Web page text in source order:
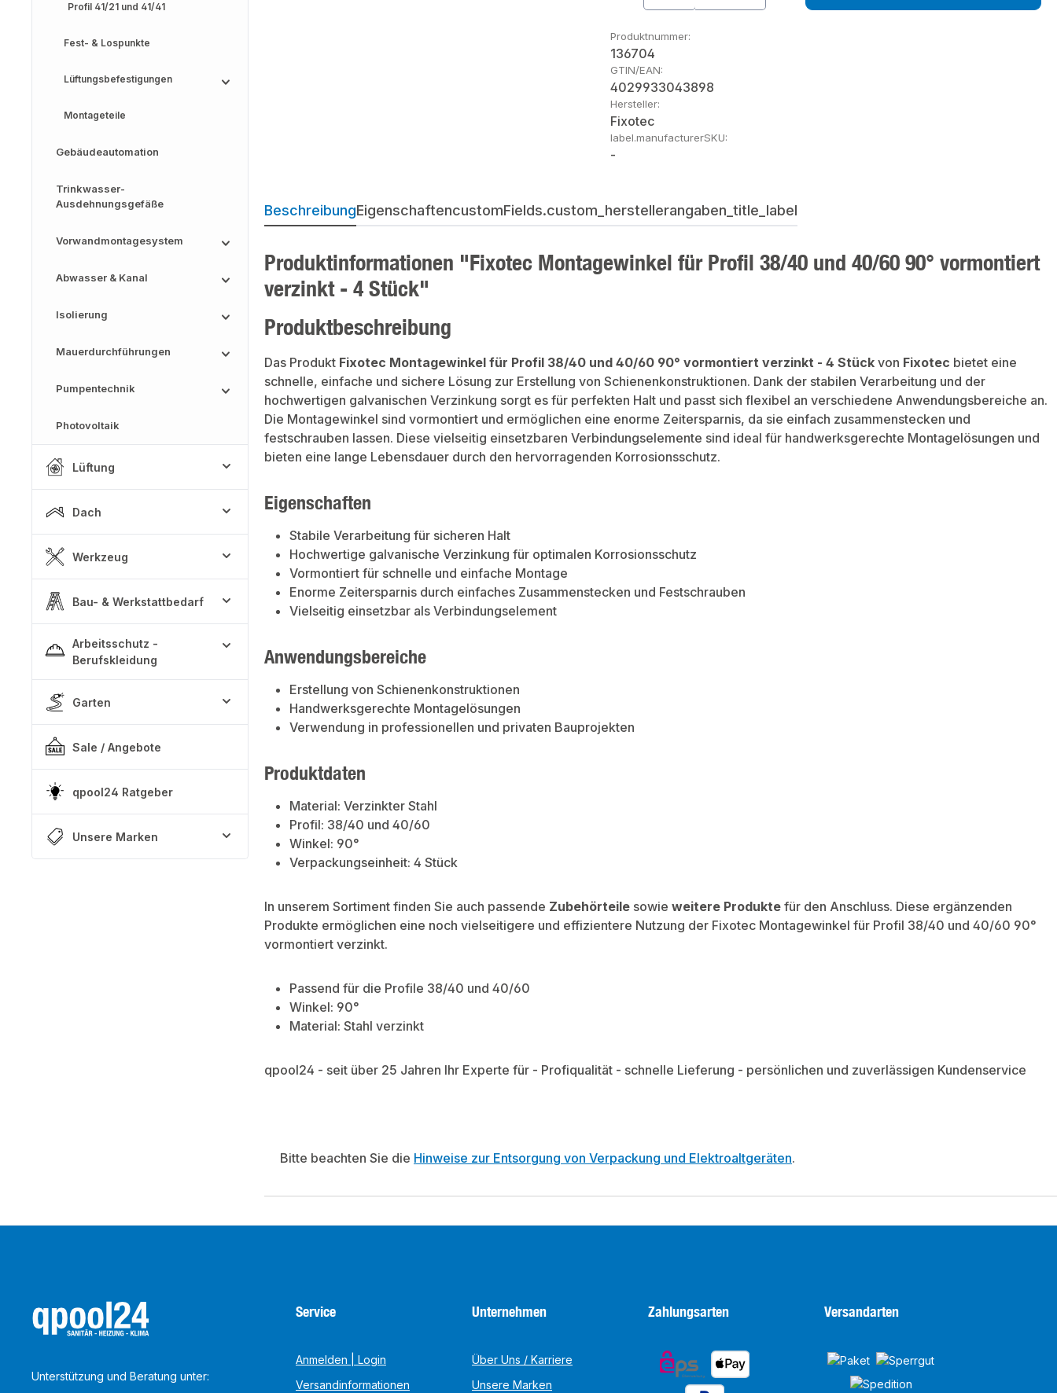
Profil 41/21 und 41/41
Fest- & Lospunkte
Lüftungsbefestigungen
Montageteile
Gebäudeautomation
Trinkwasser-
Ausdehnungsgefäße
Vorwandmontagesystem
Abwasser & Kanal
Isolierung
Mauerdurchführungen
Pumpentechnik
Photovoltaik
Lüftung
Dach
Werkzeug
Bau- & Werkstattbedarf
Arbeitsschutz -
Berufskleidung
Garten
Sale / Angebote
qpool24 Ratgeber
Unsere Marken
Produktnummer:
136704
GTIN/EAN:
4029933043898
Hersteller:
Fixotec
label.manufacturerSKU:
-
BeschreibungEigenschaftencustomFields.custom_herstellerangaben_title_label
Produktinformationen "Fixotec Montagewinkel für Profil 38/40 und 40/60 90° vormontiert
verzinkt - 4 Stück"
Produktbeschreibung
Das Produkt Fixotec Montagewinkel für Profil 38/40 und 40/60 90° vormontiert verzinkt - 4 Stück von Fixotec bietet eine
schnelle, einfache und sichere Lösung zur Erstellung von Schienenkonstruktionen. Dank der stabilen Verarbeitung und der
hochwertigen galvanischen Verzinkung sorgt es für perfekten Halt und passt sich flexibel an verschiedene Anwendungsbereiche an.
Die Montagewinkel sind vormontiert und ermöglichen eine enorme Zeitersparnis, da sie einfach zusammenstecken und
festschrauben lassen. Diese vielseitig einsetzbaren Verbindungselemente sind ideal für handwerksgerechte Montagelösungen und
bieten eine lange Lebensdauer durch den hervorragenden Korrosionsschutz.
Eigenschaften
Stabile Verarbeitung für sicheren Halt
Hochwertige galvanische Verzinkung für optimalen Korrosionsschutz
Vormontiert für schnelle und einfache Montage
Enorme Zeitersparnis durch einfaches Zusammenstecken und Festschrauben
Vielseitig einsetzbar als Verbindungselement
Anwendungsbereiche
Erstellung von Schienenkonstruktionen
Handwerksgerechte Montagelösungen
Verwendung in professionellen und privaten Bauprojekten
Produktdaten
Material: Verzinkter Stahl
Profil: 38/40 und 40/60
Winkel: 90°
Verpackungseinheit: 4 Stück
In unserem Sortiment finden Sie auch passende Zubehörteile sowie weitere Produkte für den Anschluss. Diese ergänzenden
Produkte ermöglichen eine noch vielseitigere und effizientere Nutzung der Fixotec Montagewinkel für Profil 38/40 und 40/60 90°
vormontiert verzinkt.
Passend für die Profile 38/40 und 40/60
Winkel: 90°
Material: Stahl verzinkt
qpool24 - seit über 25 Jahren Ihr Experte für - Profiqualität - schnelle Lieferung - persönlichen und zuverlässigen Kundenservice
Bitte beachten Sie die Hinweise zur Entsorgung von Verpackung und Elektroaltgeräten.
Unterstützung und Beratung unter:
Service
Anmelden | Login
Versandinformationen
Unternehmen
Über Uns / Karriere
Unsere Marken
Zahlungsarten Versandarten